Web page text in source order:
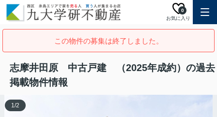
お気に入り
0
この物件の募集は終了しました。
志摩井田原 中古戸建 （2025年成約）の過去
掲載物件情報
1/2